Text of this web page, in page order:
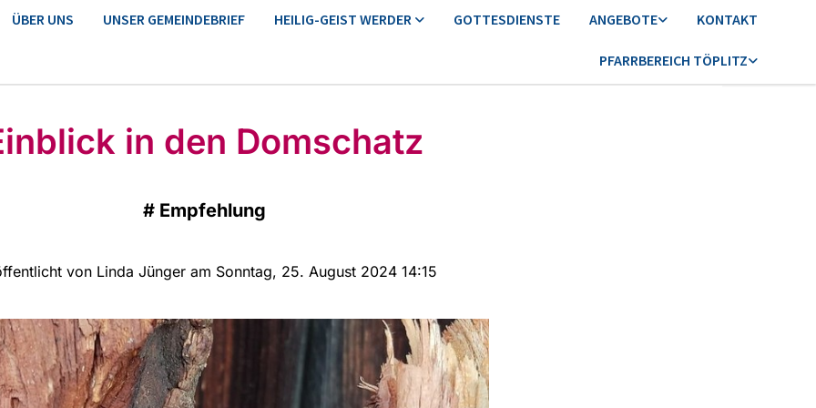
ÜBER UNS UNSER GEMEINDEBRIEF HEILIG-GEIST WERDER GOTTESDIENSTE ANGEBOTE KONTAKT
PFARRBEREICH TÖPLITZ
in den Domschatz
# Empfehlung
von Linda Jünger am Sonntag, 25. August 2024 14:15